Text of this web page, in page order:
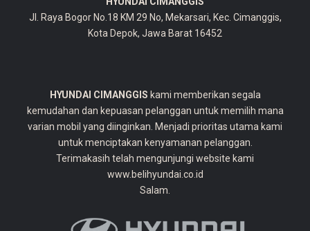
Jl. Raya Bogor No.18 KM 29 No, Mekarsari, Kec. Cimanggis,
Kota Depok, Jawa Barat 16452
HYUNDAI CIMANGGIS kami memberikan segala
kemudahan dan kepuasan pelanggan untuk memilih mana
varian mobil yang diinginkan. Menjadi prioritas utama kami
untuk menciptakan kenyamanan pelanggan.
Terimakasih telah mengunjungi website kami
www.belihyundai.co.id
Salam.